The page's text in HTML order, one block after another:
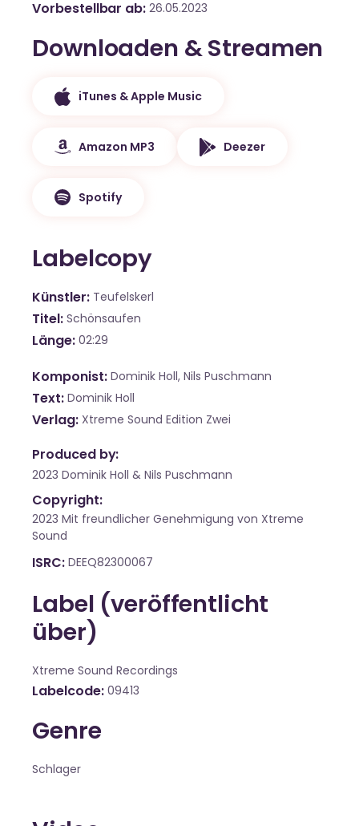
Vorbestellbar ab 26.05.2023
Downloaden & Streamen
iTunes & Apple Music
Amazon MP3 Deezer
Spotify
Labelcopy
Künstler Teufelskerl
Titel Schönsaufen
Länge 02:29
Komponist Dominik Holl, Nils Puschmann
Text Dominik Holl
Verlag Xtreme Sound Edition Zwei
Produced by:
2023 Dominik Holl & Nils Puschmann
Copyright:
2023 Mit freundlicher Genehmigung von Xtreme
Sound
ISRC DEEQ82300067
Label (veröffentlicht
über)
Xtreme Sound Recordings
Labelcode 09413
Genre
Schlager